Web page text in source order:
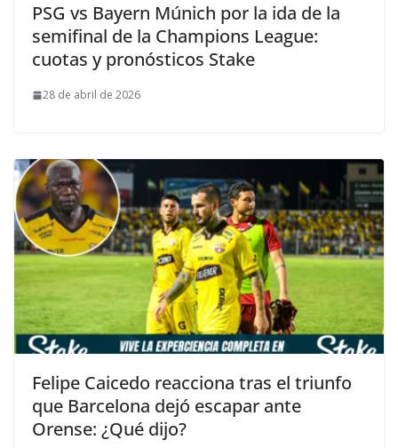
PSG vs Bayern Múnich por la ida de la
semifinal de la Champions League:
cuotas y pronósticos Stake
28 de abril de 2026
Felipe Caicedo reacciona tras el triunfo
que Barcelona dejó escapar ante
Orense: ¿Qué dijo?